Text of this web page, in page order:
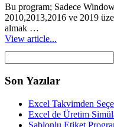
Bu program; Sadece
2010,2013,2016 ve 2019
almak …
View article...
Son Yazılar
Excel Takvimden
Excel de Üretim